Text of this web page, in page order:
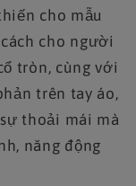
cho mẫu
cho người
tròn, cùng với
trên tay áo,
thoải mái mà
năng động